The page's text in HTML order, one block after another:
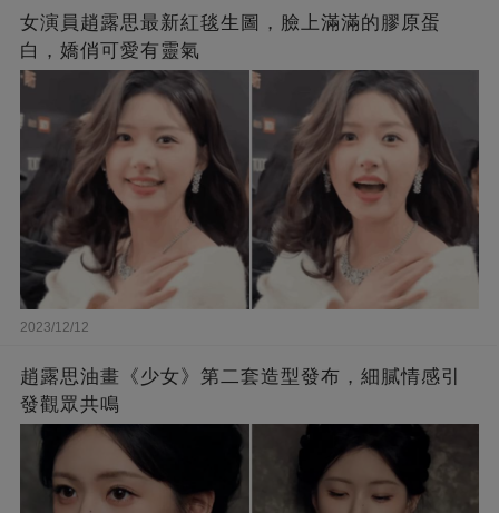
女演員趙露思最新紅毯生圖，臉上滿滿的膠原蛋
白，嬌俏可愛有靈氣
2023/12/12
趙露思油畫《少女》第二套造型發布，細膩情感引
發觀眾共鳴